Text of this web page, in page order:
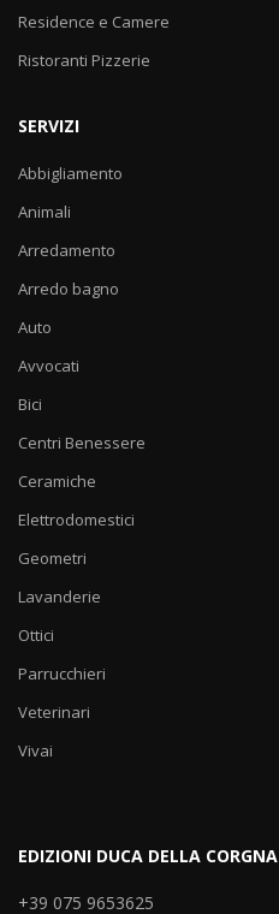
Residence e Camere
Ristoranti Pizzerie
SERVIZI
Abbigliamento
Animali
Arredamento
Arredo bagno
Auto
Avvocati
Bici
Centri Benessere
Ceramiche
Elettrodomestici
Geometri
Lavanderie
Ottici
Parrucchieri
Veterinari
Vivai
EDIZIONI DUCA DELLA CORGNA
+39 075 9653625